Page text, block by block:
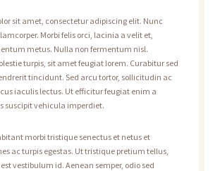
sit amet, consectetur adipiscing elit. Nunc
Morbi felis orci, lacinia a velit et,
metus. Nulla non fermentum nisl.
turpis, sit amet feugiat lorem. Curabitur sed
tincidunt. Sed arcu tortor, sollicitudin ac
iaculis lectus. Ut efficitur feugiat enim a
suscipit vehicula imperdiet.
morbi tristique senectus et netus et
ac turpis egestas. Ut tristique pretium tellus,
vestibulum id. Aenean semper, odio sed